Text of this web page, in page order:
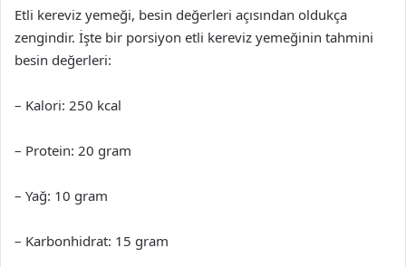
Etli kereviz yemeği, besin değerleri açısından oldukça
zengindir. İşte bir porsiyon etli kereviz yemeğinin tahmini
besin değerleri:
– Kalori: 250 kcal
– Protein: 20 gram
– Yağ: 10 gram
– Karbonhidrat: 15 gram